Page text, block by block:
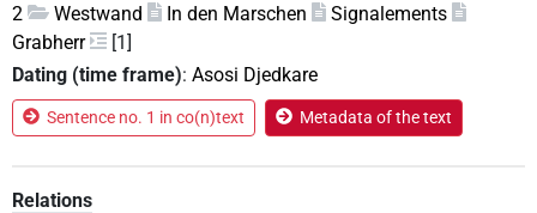
2
Westwand In den Marschen
Signalements
Grabherr
[1]
Dating (time frame): Asosi Djedkare
Sentence no. 1 in co(n)text Metadata of the text
Relations